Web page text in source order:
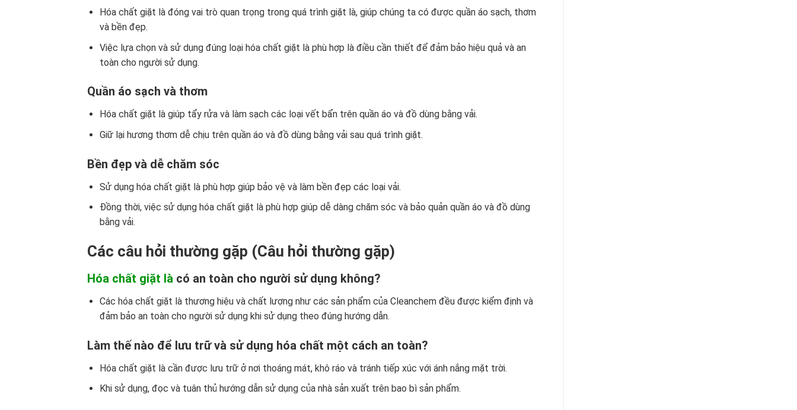
Hóa chất giặt là đóng vai trò quan trọng trong quá trình giặt là, giúp chúng ta có được quần áo sạch, thơm
và bền đẹp.
Việc lựa chọn và sử dụng đúng loại hóa chất giặt là phù hợp là điều cần thiết để đảm bảo hiệu quả và an
toàn cho người sử dụng.
Quần áo sạch và thơm
Hóa chất giặt là giúp tẩy rửa và làm sạch các loại vết bẩn trên quần áo và đồ dùng bằng vải.
Giữ lại hương thơm dễ chịu trên quần áo và đồ dùng bằng vải sau quá trình giặt.
Bền đẹp và dễ chăm sóc
Sử dụng hóa chất giặt là phù hợp giúp bảo vệ và làm bền đẹp các loại vải.
Đồng thời, việc sử dụng hóa chất giặt là phù hợp giúp dễ dàng chăm sóc và bảo quản quần áo và đồ dùng
bằng vải.
Các câu hỏi thường gặp (Câu hỏi thường gặp)
Hóa chất giặt là có an toàn cho người sử dụng không?
Các hóa chất giặt là thương hiệu và chất lượng như các sản phẩm của Cleanchem đều được kiểm định và
đảm bảo an toàn cho người sử dụng khi sử dụng theo đúng hướng dẫn.
Làm thế nào để lưu trữ và sử dụng hóa chất một cách an toàn?
Hóa chất giặt là cần được lưu trữ ở nơi thoáng mát, khô ráo và tránh tiếp xúc với ánh nắng mặt trời.
Khi sử dụng, đọc và tuân thủ hướng dẫn sử dụng của nhà sản xuất trên bao bì sản phẩm.